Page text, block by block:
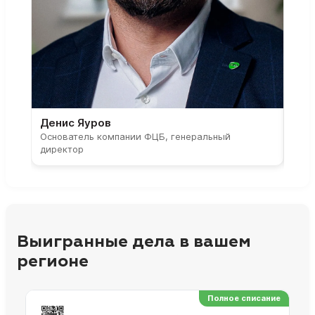
Денис Яуров
Основатель компании ФЦБ, генеральный
директор
Выигранные дела в вашем
регионе
Полное списание